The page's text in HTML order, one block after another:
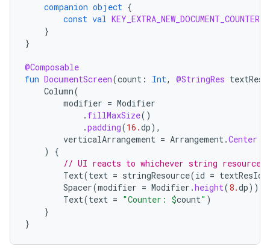
companion object {
const val KEY_EXTRA_NEW_DOCUMENT_COUNTER
}
}
@Composable
fun DocumentScreen(count : Int, @StringRes
Column(
modifier = Modifier
. fillMaxSize()
.padding(16.dp),
verticalArrangement = Arrangement .Center
)
{
// UI reacts to whichever string resource ID
Text(text = stringResource(id = textResId
Spacer(modifier = Modifier .height(8.dp))
Text(text = "Counter: $count" )
}
}